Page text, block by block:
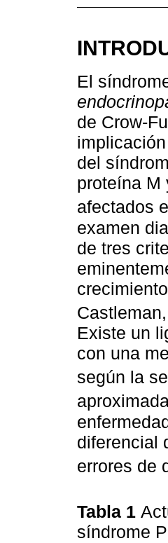
El
de Crow-
del
proteína M
afectados
examen
de tres
Existe un
con una
según la
diferencial
errores de
Tabla 1
síndrome